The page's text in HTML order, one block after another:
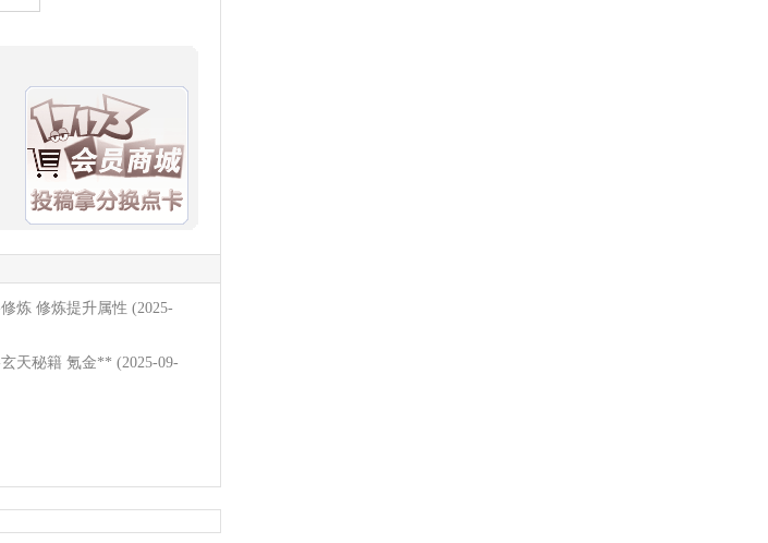
炼 修炼提升属性 (2025-
玄天秘籍 氪金** (2025-09-